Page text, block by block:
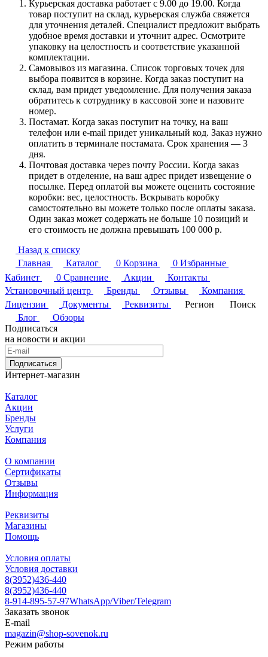
Курьерская доставка работает с 9.00 до 19.00. Когда
товар поступит на склад, курьерская служба свяжется
для уточнения деталей. Специалист предложит выбрать
удобное время доставки и уточнит адрес. Осмотрите
упаковку на целостность и соответствие указанной
комплектации.
Самовывоз из магазина. Список торговых точек для
выбора появится в корзине. Когда заказ поступит на
склад, вам придет уведомление. Для получения заказа
обратитесь к сотруднику в кассовой зоне и назовите
номер.
Постамат. Когда заказ поступит на точку, на ваш
телефон или e-mail придет уникальный код. Заказ нужно
оплатить в терминале постамата. Срок хранения — 3
дня.
Почтовая доставка через почту России. Когда заказ
придет в отделение, на ваш адрес придет извещение о
посылке. Перед оплатой вы можете оценить состояние
коробки: вес, целостность. Вскрывать коробку
самостоятельно вы можете только после оплаты заказа.
Один заказ может содержать не больше 10 позиций и
его стоимость не должна превышать 100 000 р.
Назад к списку
Главная
Каталог 0 Корзина 0 Избранные
Кабинет
0 Сравнение Акции
Контакты
Установочный центр
Бренды Отзывы
Компания
Лицензии
Документы Реквизиты Регион
Поиск
Блог
Обзоры
Подписаться
на новости и акции
Подписаться
Интернет-магазин
Каталог
Акции
Бренды
Услуги
Компания
О компании
Сертификаты
Отзывы
Информация
Реквизиты
Магазины
Помощь
Условия оплаты
Условия доставки
8(3952)436-440
8(3952)436-440
8-914-895-57-97WhatsApp/Viber/Telegram
Заказать звонок
E-mail
magazin@shop-sovenok.ru
Режим работы